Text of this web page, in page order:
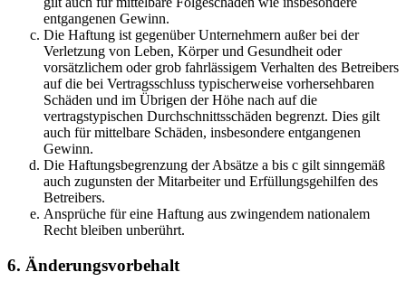
entgangenen Gewinn.
Die Haftung ist gegenüber Unternehmern außer bei der
Verletzung von Leben, Körper und Gesundheit oder
vorsätzlichem oder grob fahrlässigem Verhalten des Betreibers
auf die bei Vertragsschluss typischerweise vorhersehbaren
Schäden und im Übrigen der Höhe nach auf die
vertragstypischen Durchschnittsschäden begrenzt. Dies gilt
auch für mittelbare Schäden, insbesondere entgangenen
Gewinn.
Die Haftungsbegrenzung der Absätze a bis c gilt sinngemäß
auch zugunsten der Mitarbeiter und Erfüllungsgehilfen des
Betreibers.
Ansprüche für eine Haftung aus zwingendem nationalem
Recht bleiben unberührt.
6. Änderungsvorbehalt